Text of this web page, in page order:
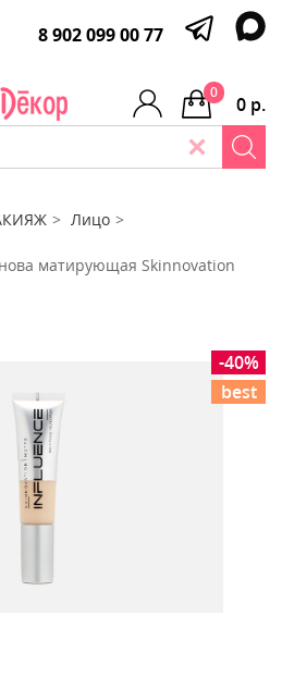
8 902 099 00 77
0 р.
0
Лицо
матирующая Skinnovation
-40%
best